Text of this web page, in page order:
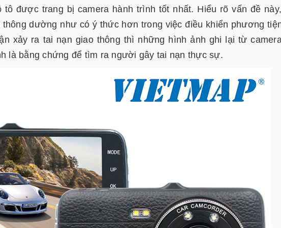
tô được trang bị camera hành trình tốt nhất. Hiểu rõ vấn đề
dường như có ý thức hơn trong việc điều khiển phương
xảy ra tai nạn giao thông thì những hình ảnh ghi lại từ
là bằng chứng để tìm ra người gây tai nạn thực sự.